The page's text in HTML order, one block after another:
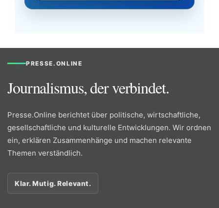
PRESSE.ONLINE
Journalismus, der verbindet.
Presse.Online berichtet über politische, wirtschaftliche,
gesellschaftliche und kulturelle Entwicklungen. Wir ordnen
ein, erklären Zusammenhänge und machen relevante
Themen verständlich.
Klar. Mutig. Relevant.